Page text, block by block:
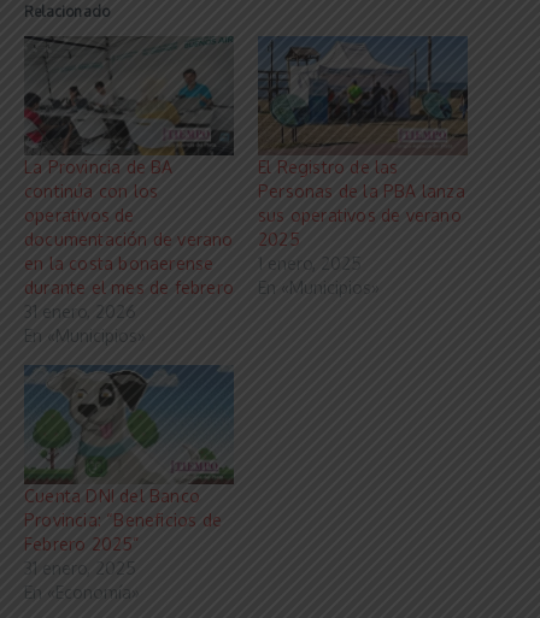
Relacionado
La Provincia de BA
continúa con los
operativos de
documentación de verano
en la costa bonaerense
durante el mes de febrero
31 enero, 2026
En «Municipios»
El Registro de las
Personas de la PBA lanza
sus operativos de verano
2025
1 enero, 2025
En «Municipios»
Cuenta DNI del Banco
Provincia: “Beneficios de
Febrero 2025”
31 enero, 2025
En «Economía»